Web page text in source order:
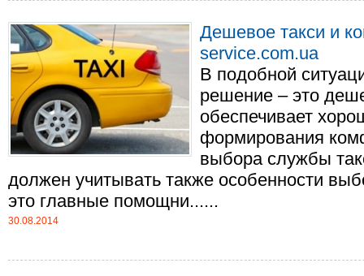
Дешевое такси и
service.com.ua
В подобной
решение – это
обеспечивает
формирования
выбора службы
должен учитывать также особенности
это главные помощни......
30.08.2014